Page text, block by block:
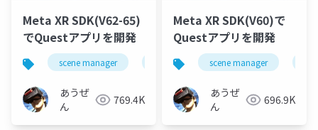
Meta XR SDK(V62-65)
でQuestアプリを開発
scene manager depth api オクルージョン
あうぜ
ん
769.4K
Meta XR SDK(V60)で
Questアプリを開発
scene manager
あうぜ
ん
696.9K